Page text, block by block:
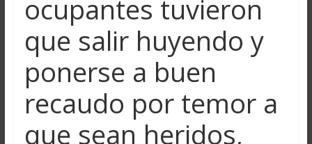
ocupantes tuvieron
que salir huyendo y
ponerse a buen
recaudo por temor a
que sean heridos,